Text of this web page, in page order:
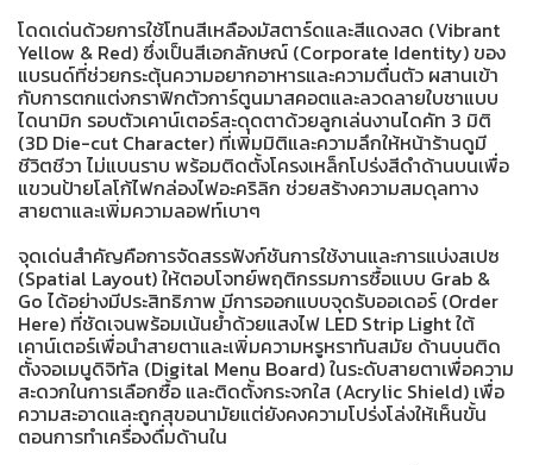
โดดเด่นด้วยการใช้โทนสีเหลืองมัสตาร์ดและสีแดงสด (Vibrant
Yellow & Red) ซึ่งเป็นสีเอกลักษณ์ (Corporate Identity) ของ
แบรนด์ที่ช่วยกระตุ้นความอยากอาหารและความตื่นตัว ผสานเข้า
กับการตกแต่งกราฟิกตัวการ์ตูนมาสคอตและลวดลายใบชาแบบ
ไดนามิก รอบตัวเคาน์เตอร์สะดุดตาด้วยลูกเล่นงานไดคัท 3 มิติ
(3D Die-cut Character) ที่เพิ่มมิติและความลึกให้หน้าร้านดูมี
ชีวิตชีวา ไม่แบนราบ พร้อมติดตั้งโครงเหล็กโปร่งสีดำด้านบนเพื่อ
แขวนป้ายโลโก้ไฟกล่องไฟอะคริลิก ช่วยสร้างความสมดุลทาง
สายตาและเพิ่มความลอฟท์เบาๆ
จุดเด่นสำคัญคือการจัดสรรฟังก์ชันการใช้งานและการแบ่งสเปซ
(Spatial Layout) ให้ตอบโจทย์พฤติกรรมการซื้อแบบ Grab &
Go ได้อย่างมีประสิทธิภาพ มีการออกแบบจุดรับออเดอร์ (Order
Here) ที่ชัดเจนพร้อมเน้นย้ำด้วยแสงไฟ LED Strip Light ใต้
เคาน์เตอร์เพื่อนำสายตาและเพิ่มความหรูหราทันสมัย ด้านบนติด
ตั้งจอเมนูดิจิทัล (Digital Menu Board) ในระดับสายตาเพื่อความ
สะดวกในการเลือกซื้อ และติดตั้งกระจกใส (Acrylic Shield) เพื่อ
ความสะอาดและถูกสุขอนามัยแต่ยังคงความโปร่งโล่งให้เห็นขั้น
ตอนการทำเครื่องดื่มด้านใน